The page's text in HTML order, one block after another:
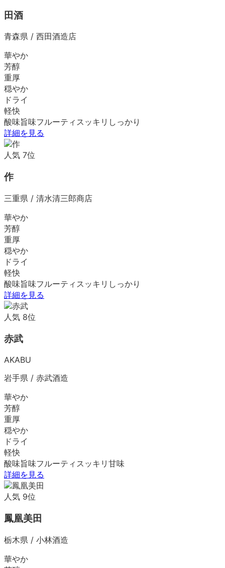
田酒
青森県 / 西田酒造店
華やか
芳醇
重厚
穏やか
ドライ
軽快
酸味旨味フルーティ スッキリ しっかり
詳細を見る
人気 7位
作
三重県 / 清水清三郎商店
華やか
芳醇
重厚
穏やか
ドライ
軽快
酸味旨味フルーティ スッキリ しっかり
詳細を見る
人気 8位
赤武
AKABU
岩手県 / 赤武酒造
華やか
芳醇
重厚
穏やか
ドライ
軽快
酸味旨味フルーティ スッキリ 甘味
詳細を見る
人気 9位
鳳凰美田
栃木県 / 小林酒造
華やか